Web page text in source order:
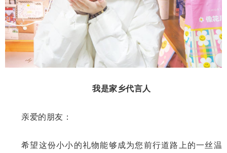
我是家乡代言人
亲爱的朋友：
希望这份小小的礼物能够成为您前行道路上的一丝温